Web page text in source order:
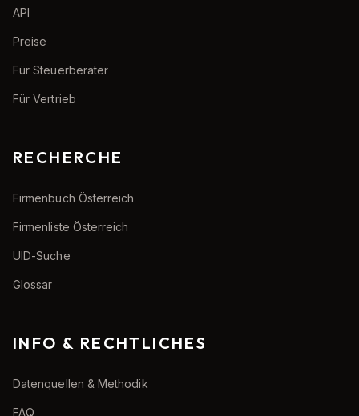
API
Preise
Für Steuerberater
Für Vertrieb
RECHERCHE
Firmenbuch Österreich
Firmenliste Österreich
UID-Suche
Glossar
INFO & RECHTLICHES
Datenquellen & Methodik
FAQ